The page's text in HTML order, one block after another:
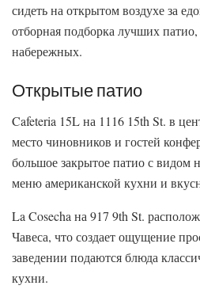
сидеть на открытом воздухе за
отборная подборка лучших
набережных.
Открытые патио
Cafeteria 15L на 1116 15th St. в
место чиновников и гостей
большое закрытое патио с видом
меню американской кухни и
La Cosecha на 917 9th St.
Чавеса, что создает ощущение
заведении подаются блюда
кухни.